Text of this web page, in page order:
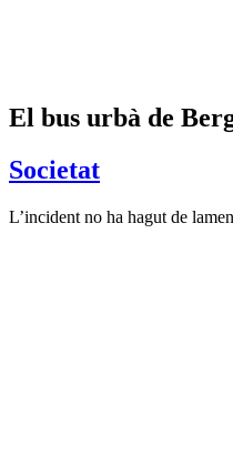
El bus urbà de
Societat
L’incident no ha hagut de